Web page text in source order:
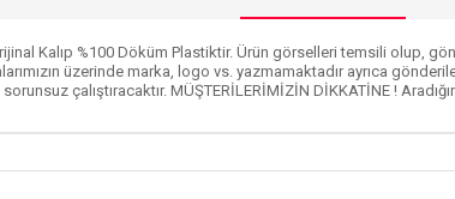
Kalıp %100 Döküm Plastiktir. Ürün görselleri temsili olup,
üzerinde marka, logo vs. yazmamaktadır ayrıca
sorunsuz çalıştıracaktır. MÜŞTERİLERİMİZİN DİKKATİNE !